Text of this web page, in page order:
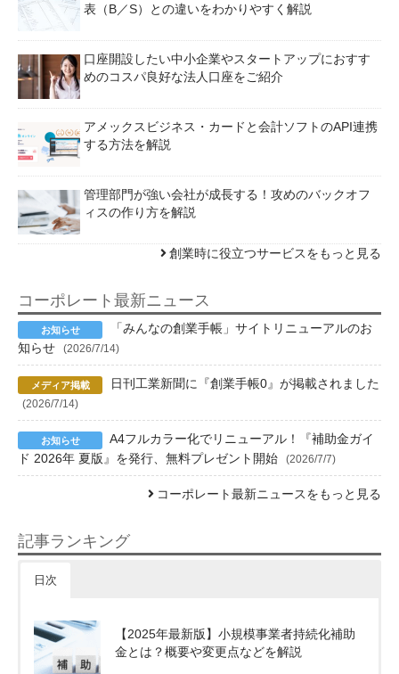
表（B／S）との違いをわかりやすく解説
口座開設したい中小企業やスタートアップにおすす
めのコスパ良好な法人口座をご紹介
アメックスビジネス・カードと会計ソフトのAPI連携
する方法を解説
管理部門が強い会社が成長する！攻めのバックオフ
ィスの作り方を解説
創業時に役立つサービスをもっと見る
コーポレート最新ニュース
「みんなの創業手帳」サイトリニューアルのお
知らせ
(2026/7/14)
日刊工業新聞に『創業手帳0』が掲載されました
(2026/7/14)
A4フルカラー化でリニューアル！『補助金ガイ
ド 2026年 夏版』を発行、無料プレゼント開始
(2026/7/7)
コーポレート最新ニュースをもっと見る
記事ランキング
日次
【2025年最新版】小規模事業者持続化補助
金とは？概要や変更点などを解説